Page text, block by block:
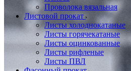
Проволока вязальная
Листовой прокат
Листы холоднокатаные
Листы горячекатаные
Листы оцинкованные
Листы рифленые
Листы ПВЛ